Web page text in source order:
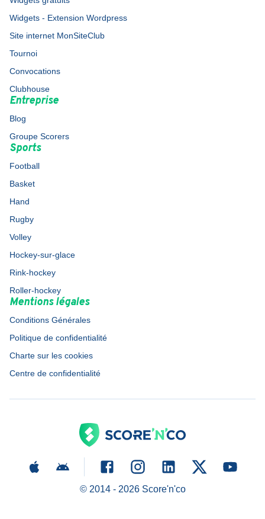
Widgets - Extension Wordpress
Site internet MonSiteClub
Tournoi
Convocations
Clubhouse
Entreprise
Blog
Groupe Scorers
Sports
Football
Basket
Hand
Rugby
Volley
Hockey-sur-glace
Rink-hockey
Roller-hockey
Mentions légales
Conditions Générales
Politique de confidentialité
Charte sur les cookies
Centre de confidentialité
© 2014 - 2026Score'n'co